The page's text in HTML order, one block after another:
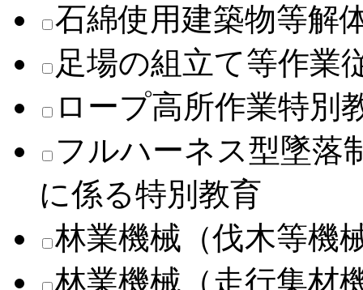
石綿使用建築物等解
足場の組立て等作業
ロープ高所作業特別
フルハーネス型墜落
に係る特別教育
林業機械（伐木等機
林業機械（走行集材